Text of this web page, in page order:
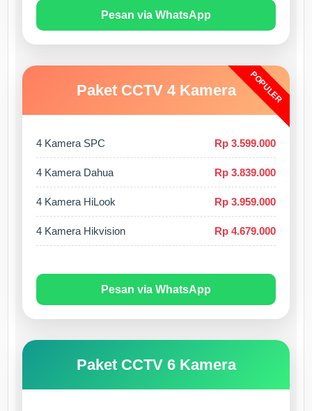
Pesan via WhatsApp
POPULER
Paket CCTV 4 Kamera
4 Kamera SPC Rp 3.599.000
4 Kamera Dahua Rp 3.839.000
4 Kamera HiLook Rp 3.959.000
4 Kamera Hikvision Rp 4.679.000
Pesan via WhatsApp
Paket CCTV 6 Kamera